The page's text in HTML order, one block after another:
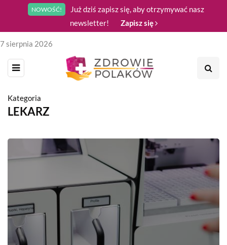
NOWOŚĆ!
Już dziś zapisz się, aby otrzymywać nasz
newsletter!
Zapisz się
7 sierpnia 2026
Kategoria
LEKARZ